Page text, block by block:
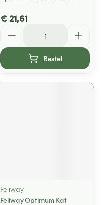
€ 21,61
Bestel
Feliway
Feliway Optimum Kat